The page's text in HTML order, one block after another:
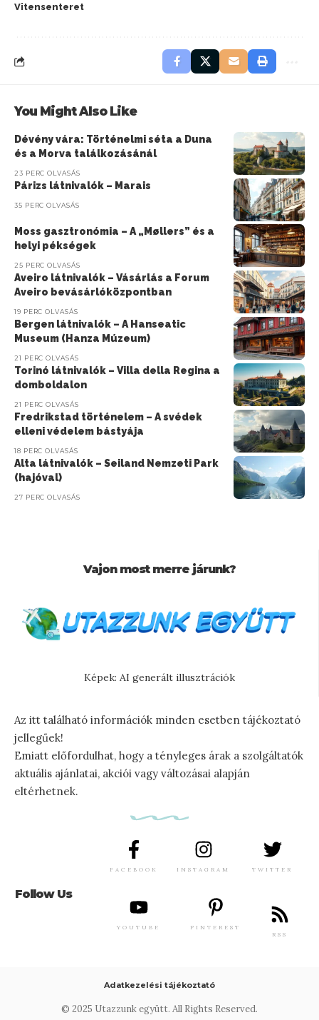
Vitensenteret
You Might Also Like
Dévény vára: Történelmi séta a Duna
és a Morva találkozásánál
23 PERC OLVASÁS
Párizs látnivalók – Marais
35 PERC OLVASÁS
Moss gasztronómia – A „Møllers” és a
helyi pékségek
25 PERC OLVASÁS
Aveiro látnivalók – Vásárlás a Forum
Aveiro bevásárlóközpontban
19 PERC OLVASÁS
Bergen látnivalók – A Hanseatic
Museum (Hanza Múzeum)
21 PERC OLVASÁS
Torinó látnivalók – Villa della Regina a
domboldalon
21 PERC OLVASÁS
Fredrikstad történelem – A svédek
elleni védelem bástyája
18 PERC OLVASÁS
Alta látnivalók – Seiland Nemzeti Park
(hajóval)
27 PERC OLVASÁS
Vajon most merre járunk?
Képek: AI generált illusztrációk
Az itt található információk minden esetben tájékoztató
jellegűek!
Emiatt előfordulhat, hogy a tényleges árak a szolgáltatók
aktuális ajánlatai, akciói vagy változásai alapján
eltérhetnek.
Follow Us
FACEBOOK INSTAGRAM TWITTER
YOUTUBE
PINTEREST
RSS
© 2025 Utazzunk együtt. All Rights Reserved.
Adatkezelési tájékoztató